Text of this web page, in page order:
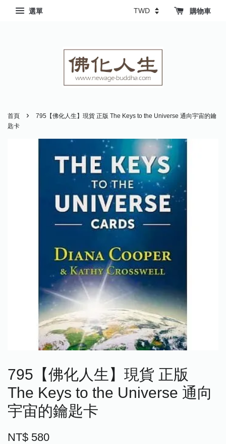
選單 購物車
首頁 ›
795【佛化人生】現貨 正版 The Keys to the Universe 通向宇宙的鑰
匙卡
795【佛化人生】現貨 正版
The Keys to the Universe 通向
宇宙的鑰匙卡
NT$ 580